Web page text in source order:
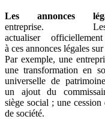
Les annonces
entreprise.
actualiser
à ces annonces légales
Par exemple, une
une transformation en
universelle de
un ajout du
siège social ; une
de société.